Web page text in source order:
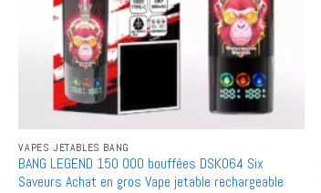
VAPES JETABLES BANG
BANG LEGEND 150 000 bouffées DSK064 Six
Saveurs Achat en gros Vape jetable rechargeable